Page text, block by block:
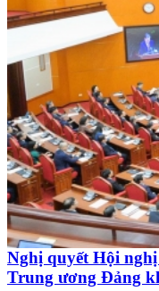
Nghị quyết Hội
Trung ương Đảng